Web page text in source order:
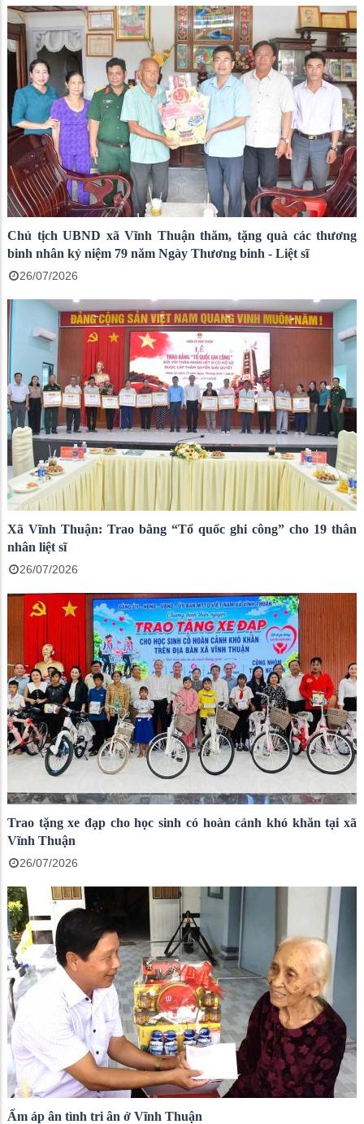
Chủ tịch UBND xã Vĩnh Thuận thăm, tặng quà các thương
binh nhân kỷ niệm 79 năm Ngày Thương binh - Liệt sĩ
26/07/2026
Xã Vĩnh Thuận: Trao bằng “Tổ quốc ghi công” cho 19 thân
nhân liệt sĩ
26/07/2026
Trao tặng xe đạp cho học sinh có hoàn cảnh khó khăn tại xã
Vĩnh Thuận
26/07/2026
Ấm áp ân tình tri ân ở Vĩnh Thuận